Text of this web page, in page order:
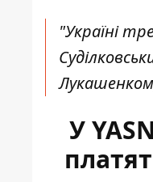
"Україні
У